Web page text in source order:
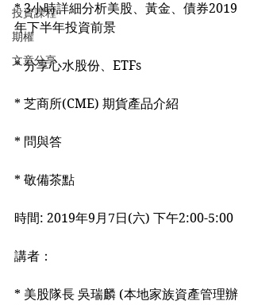
投資課程
期權
文章分享
* 3小時詳細分析美股、黃金、債券2019
年下半年投資前景
* 分享心水股份、ETFs
* 芝商所(CME) 期貨產品介紹
* 問與答
* 敬備茶點
時間: 2019年9月7日(六) 下午2:00-5:00
講者：
* 美股隊長 吳瑞麟 (本地家族資產管理辦